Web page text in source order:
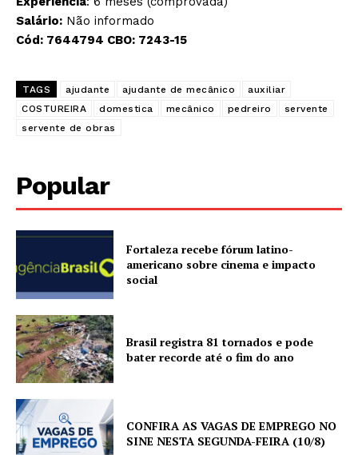
Salário: Não informado
Cód: 7644794 CBO: 7243-15
TAGS ajudante ajudante de mecânico
auxiliar
COSTUREIRA
domestica mecânico pedreiro
servente
servente de obras
Popular
Fortaleza recebe fórum latino-
americano sobre cinema e impacto
social
Brasil registra 81 tornados e pode
bater recorde até o fim do ano
CONFIRA AS VAGAS DE EMPREGO NO
SINE NESTA SEGUNDA-FEIRA (10/8)